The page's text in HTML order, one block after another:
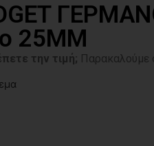
25ΜΜ
την τιμή; Παρακαλούμε